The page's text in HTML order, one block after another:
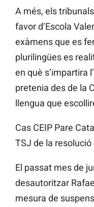
A més, els
favor d’Escola
exàmens que es
plurilingües es
en què s’impartira
pretenia des de la
llengua que
Cas CEIP Pare
TSJ de la
El passat mes de
desautoritzar
mesura de